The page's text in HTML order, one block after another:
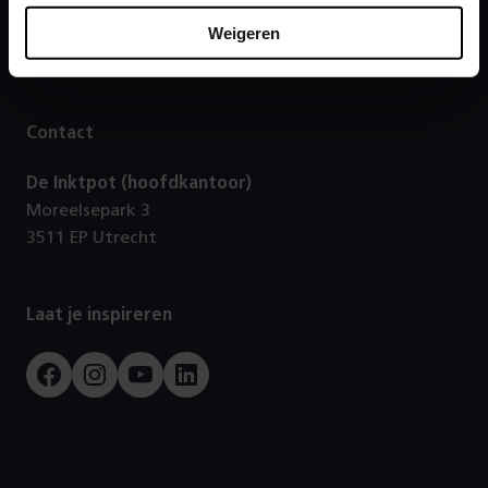
Weigeren
Direct naar
Contact
De Inktpot (hoofdkantoor)
Moreelsepark 3
3511 EP Utrecht
Laat je inspireren
FacebookInstagram
YoutubeLinkedIn